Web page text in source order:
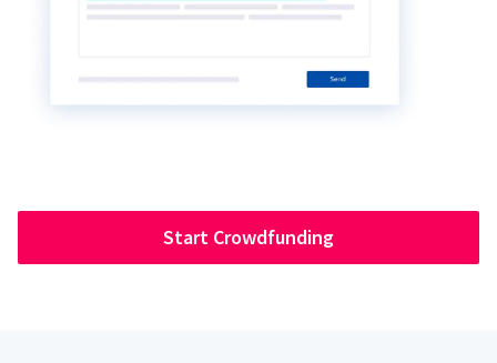
Start Crowdfunding